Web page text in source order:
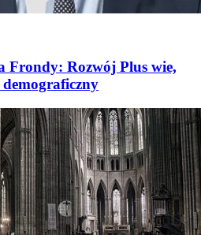
Frondy: Rozwój Plus wie,